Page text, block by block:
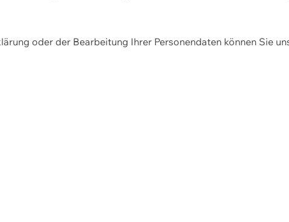
oder der Bearbeitung Ihrer Personendaten können Sie